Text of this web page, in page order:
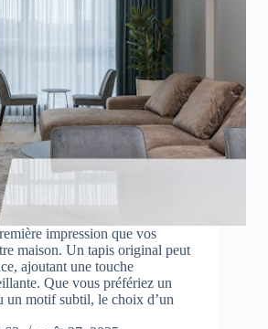
impression que vos
maison. Un tapis original peut
ajoutant une touche
Que vous préfériez un
un motif subtil, le choix d’un